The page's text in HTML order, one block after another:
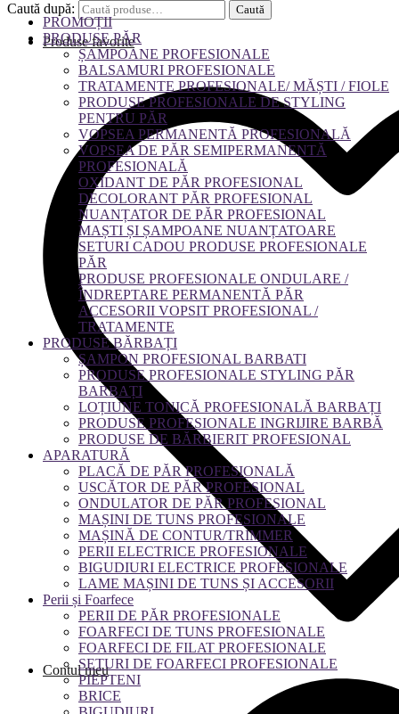
Caută după: Caută
Produse favorite
Contul meu
PROMOȚII
PRODUSE PĂR
ȘAMPOANE PROFESIONALE
BALSAMURI PROFESIONALE
TRATAMENTE PROFESIONALE/ MĂȘTI / FIOLE
PRODUSE PROFESIONALE DE STYLING
PENTRU PĂR
VOPSEA PERMANENTĂ PROFESIONALĂ
VOPSEA DE PĂR SEMIPERMANENTĂ
PROFESIONALĂ
OXIDANT DE PĂR PROFESIONAL
DECOLORANT PĂR PROFESIONAL
NUANȚATOR DE PĂR PROFESIONAL
MAȘTI ȘI ȘAMPOANE NUANȚATOARE
SETURI CADOU PRODUSE PROFESIONALE
PĂR
PRODUSE PROFESIONALE ONDULARE /
ÎNDREPTARE PERMANENTĂ PĂR
ACCESORII VOPSIT PROFESIONAL /
TRATAMENTE
PRODUSE BĂRBAȚI
ȘAMPON PROFESIONAL BARBATI
PRODUSE PROFESIONALE STYLING PĂR
BARBAȚI
LOȚIUNE TONICĂ PROFESIONALĂ BARBAȚI
PRODUSE PROFESIONALE INGRIJIRE BARBĂ
PRODUSE DE BĂRBIERIT PROFESIONAL
APARATURĂ
PLACĂ DE PĂR PROFESIONALĂ
USCĂTOR DE PĂR PROFESIONAL
ONDULATOR DE PĂR PROFESIONAL
MAȘINI DE TUNS PROFESIONALE
MAȘINĂ DE CONTUR/TRIMMER
PERII ELECTRICE PROFESIONALE
BIGUDIURI ELECTRICE PROFESIONALE
LAME MAȘINI DE TUNS ȘI ACCESORII
Perii și Foarfece
PERII DE PĂR PROFESIONALE
FOARFECI DE TUNS PROFESIONALE
FOARFECI DE FILAT PROFESIONALE
SETURI DE FOARFECI PROFESIONALE
PIEPTENI
BRICE